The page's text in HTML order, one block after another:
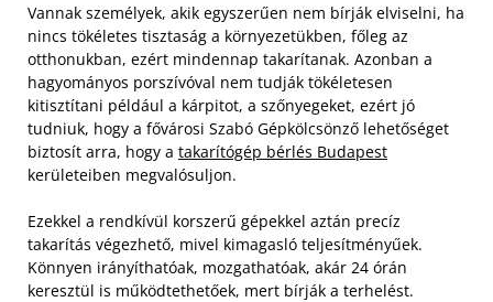
Vannak személyek, akik egyszerűen nem bírják elviselni, ha
nincs tökéletes tisztaság a környezetükben, főleg az
otthonukban, ezért mindennap takarítanak. Azonban a
hagyományos porszívóval nem tudják tökéletesen
kitisztítani például a kárpitot, a szőnyegeket, ezért jó
tudniuk, hogy a fővárosi Szabó Gépkölcsönző lehetőséget
biztosít arra, hogy a takarítógép bérlés Budapest
kerületeiben megvalósuljon.
Ezekkel a rendkívül korszerű gépekkel aztán precíz
takarítás végezhető, mivel kimagasló teljesítményűek.
Könnyen irányíthatóak, mozgathatóak, akár 24 órán
keresztül is működtethetőek, mert bírják a terhelést.